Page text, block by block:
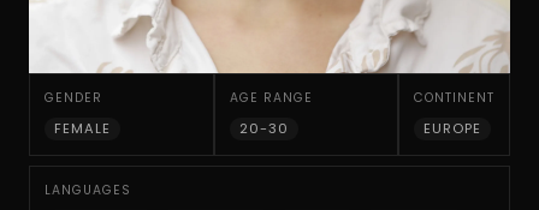
Slide 3 of 10.
GENDER
FEMALE
AGE RANGE
20-30
CONTINENT
EUROPE
LANGUAGES